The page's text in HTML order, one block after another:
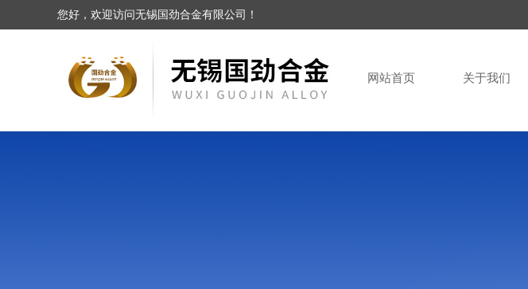
您好，欢迎访问无锡国劲合金有限公司！
网站首页 关于我们